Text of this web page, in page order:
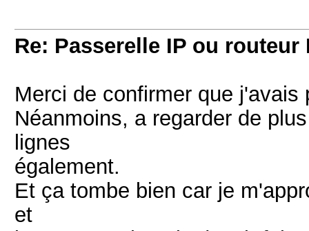
Re: Passerelle IP ou routeur
Merci de confirmer que
Néanmoins, a regarder de
lignes
également.
Et ça tombe bien car je
et